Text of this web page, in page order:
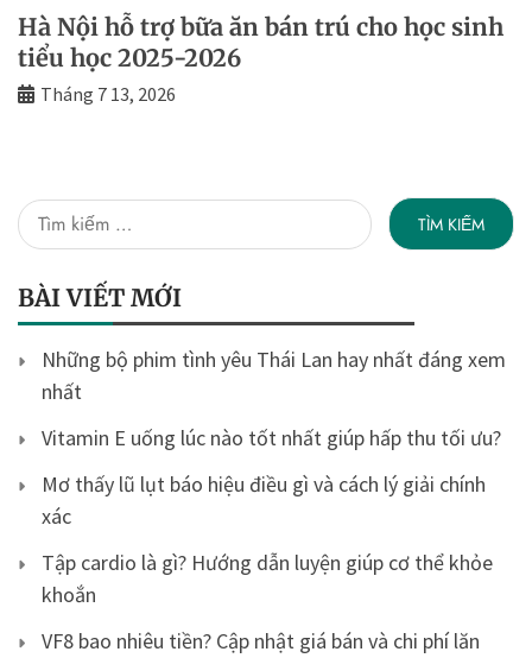
Hà Nội hỗ trợ bữa ăn bán trú cho học sinh
tiểu học 2025-2026
Tháng 7 13, 2026
Tìm
kiếm
cho:
BÀI VIẾT MỚI
Những bộ phim tình yêu Thái Lan hay nhất đáng xem
nhất
Vitamin E uống lúc nào tốt nhất giúp hấp thu tối ưu?
Mơ thấy lũ lụt báo hiệu điều gì và cách lý giải chính
xác
Tập cardio là gì? Hướng dẫn luyện giúp cơ thể khỏe
khoắn
VF8 bao nhiêu tiền? Cập nhật giá bán và chi phí lăn